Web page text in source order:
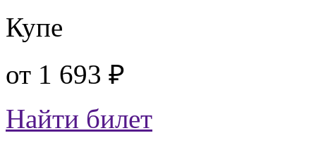
Купе
от 1 693 ₽
Найти билет